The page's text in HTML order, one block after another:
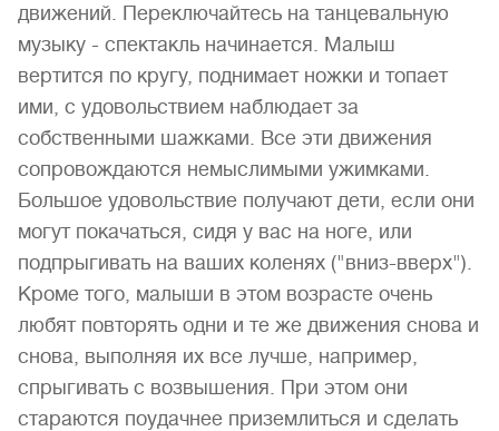
движений. Переключайтесь на танцевальную
музыку - спектакль начинается. Малыш
вертится по кругу, поднимает ножки и топает
ими, с удовольствием наблюдает за
собственными шажками. Все эти движения
сопровождаются немыслимыми ужимками.
Большое удовольствие получают дети, если они
могут покачаться, сидя у вас на ноге, или
подпрыгивать на ваших коленях ("вниз-вверх").
Кроме того, малыши в этом возрасте очень
любят повторять одни и те же движения снова и
снова, выполняя их все лучше, например,
спрыгивать с возвышения. При этом они
стараются поудачнее приземлиться и сделать